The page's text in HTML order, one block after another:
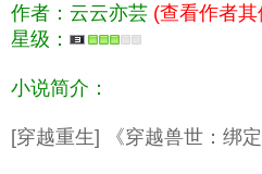
作者：云云亦芸 (查看作者
星级：
小说简介：
[穿越重生] 《穿越兽世：绑